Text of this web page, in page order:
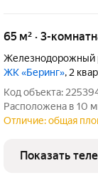
65 м² · 3-
Железнодорожный
ЖК «Беринг», 2
Код объекта:
Расположена в 10
территория,
Установлены два
Отличие: общая
Показать